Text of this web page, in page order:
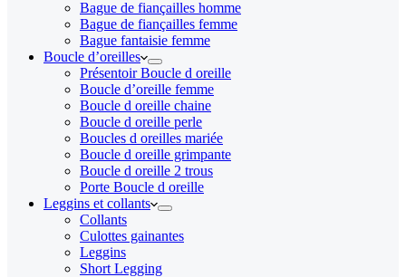
Bague de fiançailles homme
Bague de fiançailles femme
Bague fantaisie femme
Boucle d’oreilles
Présentoir Boucle d oreille
Boucle d’oreille femme
Boucle d oreille chaine
Boucle d oreille perle
Boucles d oreilles mariée
Boucle d oreille grimpante
Boucle d oreille 2 trous
Porte Boucle d oreille
Leggins et collants
Collants
Culottes gainantes
Leggins
Short Legging